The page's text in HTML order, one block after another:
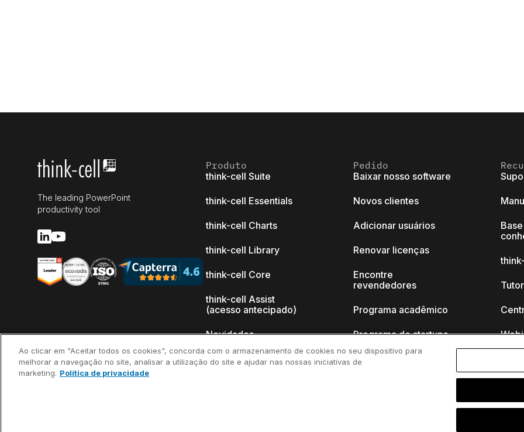
The leading PowerPoint
productivity tool
Produto
think-cell Suite
think-cell Essentials
think-cell Charts
think-cell Library
think-cell Core
think-cell Assist
(acesso antecipado)
Novidades
Por que think-cell?
Pedido
Baixar nosso software
Novos clientes
Adicionar usuários
Renovar licenças
Encontre
revendedores
Programa acadêmico
Programa de startups
Ao clicar em "Aceitar todos os cookies", concorda com o armazenamento de cookies no seu dispositivo para
melhorar a navegação no site, analisar a utilização do site e ajudar nas nossas iniciativas de
marketing. Política de privacidade